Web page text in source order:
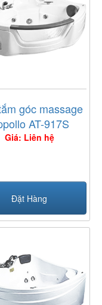
góc massage
AT-917S
Giá: Liên hệ
Đặt Hàng